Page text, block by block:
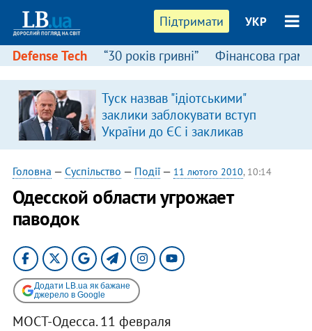
Підтримати УКР
Defense Tech “30 років гривні” Фінансова
Туск назвав "ідіотськими"
заклики заблокувати вступ
України до ЄС і закликав
припинити антиукраїнську
риторику
Головна — Суспільство — Події— 11 лютого 2010, 10:14
Одесской области угрожает
паводок
Додати LB.ua як бажане
джерело в Google
МОСТ-Одесса. 11 февраля